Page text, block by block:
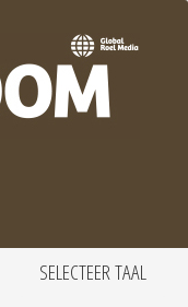
SELECTEER TAAL